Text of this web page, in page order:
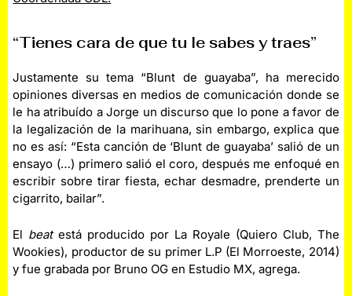
“Tienes cara de que tu le sabes y traes”
Justamente su tema “Blunt de guayaba”, ha merecido
opiniones diversas en medios de comunicación donde se
le ha atribuído a Jorge un discurso que lo pone a favor de
la legalización de la marihuana, sin embargo, explica que
no es así: “Esta canción de ‘Blunt de guayaba’ salió de un
ensayo (…) primero salió el coro, después me enfoqué en
escribir sobre tirar fiesta, echar desmadre, prenderte un
cigarrito, bailar”.
El beatestá producido por La Royale (Quiero Club, The
Wookies), productor de su primer L.P (El Morroeste, 2014)
y fue grabada por Bruno OG en Estudio MX, agrega.